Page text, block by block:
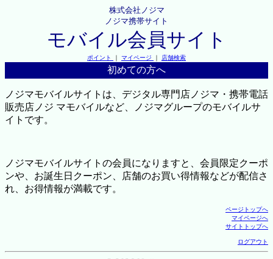
株式会社ノジマ
ノジマ携帯サイト
モバイル会員サイト
ポイント ｜ マイページ ｜ 店舗検索
初めての方へ
ノジマモバイルサイトは、デジタル専門店ノジマ・携帯電話
販売店ノジ マモバイルなど、ノジマグループのモバイルサ
イトです。
ノジマモバイルサイトの会員になりますと、会員限定クーポ
ンや、お誕生日クーポン、店舗のお買い得情報などが配信さ
れ、お得情報が満載です。
ページトップへ
マイページへ
サイトトップへ
ログアウト